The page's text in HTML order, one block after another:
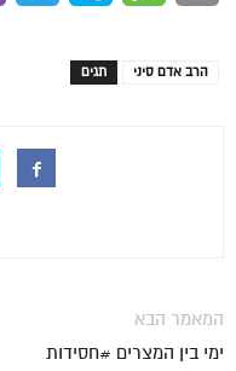
תגים הרב אדם סיני
המאמר הבא
ימי בין המצרים #חסידות